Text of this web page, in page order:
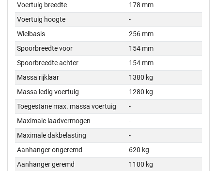
Voertuig breedte
178 mm
Voertuig hoogte
-
Wielbasis
256 mm
Spoorbreedte voor
154 mm
Spoorbreedte achter
154 mm
Massa rijklaar
1380 kg
Massa ledig voertuig
1280 kg
Toegestane max. massa voertuig
-
Maximale laadvermogen
-
Maximale dakbelasting
-
Aanhanger ongeremd
620 kg
Aanhanger geremd
1100 kg